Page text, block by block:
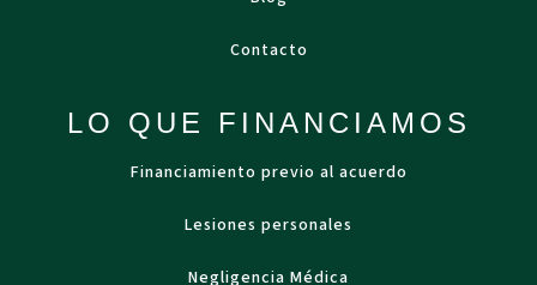
Contacto
LO QUE FINANCIAMOS
Financiamiento previo al acuerdo
Lesiones personales
Negligencia Médica